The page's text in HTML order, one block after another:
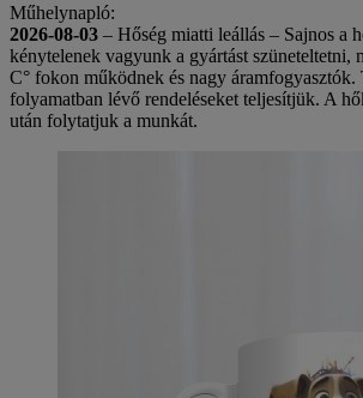
Műhelynapló:
2026-08-03 – Hőség miatti leállás – Sajnos a
kénytelenek vagyunk a gyártást szüneteltetni,
C° fokon működnek és nagy áramfogyasztók.
folyamatban lévő rendeléseket teljesítjük. A
után folytatjuk a munkát.